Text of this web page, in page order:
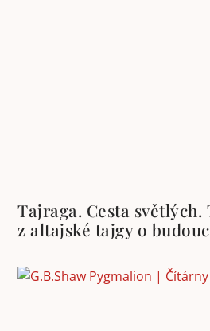
Tajraga. Cesta
z altajské tajgy o